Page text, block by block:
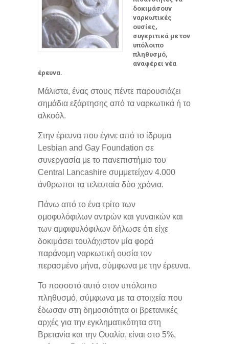
δοκιμάσουν
ναρκωτικές
ουσίες,
συγκριτικά με τον
υπόλοιπο
πληθυσμό,
αναφέρει νέα
έρευνα.
Μάλιστα, ένας στους πέντε παρουσιάζει
σημάδια εξάρτησης από τα ναρκωτικά ή το
αλκοόλ.
Στην έρευνα που έγινε από το ίδρυμα
Lesbian and Gay Foundation σε
συνεργασία με το πανεπιστήμιο του
Central Lancashire συμμετείχαν 4.000
άνθρωποι τα τελευταία δύο χρόνια.
Πάνω από το ένα τρίτο των
ομοφυλόφιλων αντρών και γυναικών και
των αμφιφυλόφιλων δήλωσε ότι είχε
δοκιμάσει τουλάχιστον μία φορά
παράνομη ναρκωτική ουσία τον
περασμένο μήνα, σύμφωνα με την έρευνα.
Το ποσοστό αυτό στον υπόλοιπο
πληθυσμό, σύμφωνα με τα στοιχεία που
έδωσαν στη δημοσιότητα οι βρετανικές
αρχές για την εγκληματικότητα στη
Βρετανία και την Ουαλία, είναι στο 5%,